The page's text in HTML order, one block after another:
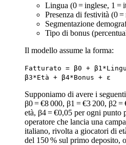
Lingua (0 = inglese, 1 =
Presenza di festività (0
Segmentazione
Tipo di bonus
Il modello assume la forma:
Fatturato = β0 +
β3*Età + β4*Bonus + ε
Supponiamo di avere i
β0 = €8 000, β1 = €3 200, β2
età, β4 = €0,05 per ogni punto
operatore che lancia una
italiano, rivolta a giocatori di
del 150 % sul primo deposito,